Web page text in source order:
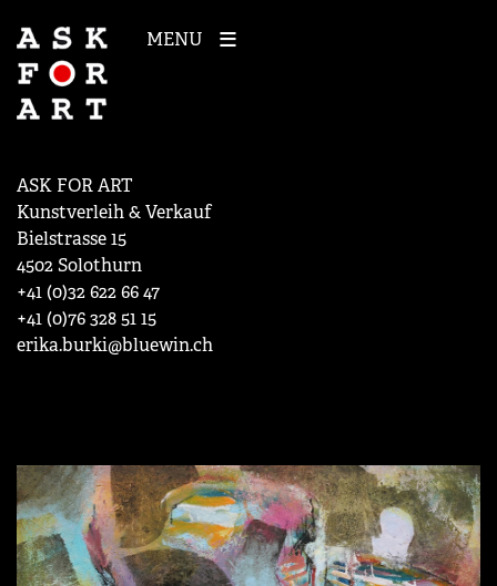
MENU
ASK FOR ART
Kunstverleih & Verkauf
Bielstrasse 15
4502 Solothurn
+41 (0)32 622 66 47
+41 (0)76 328 51 15
erika.burki@bluewin.ch